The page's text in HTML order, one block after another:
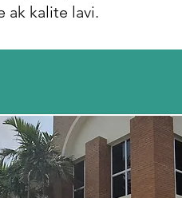
ak kalite lavi.